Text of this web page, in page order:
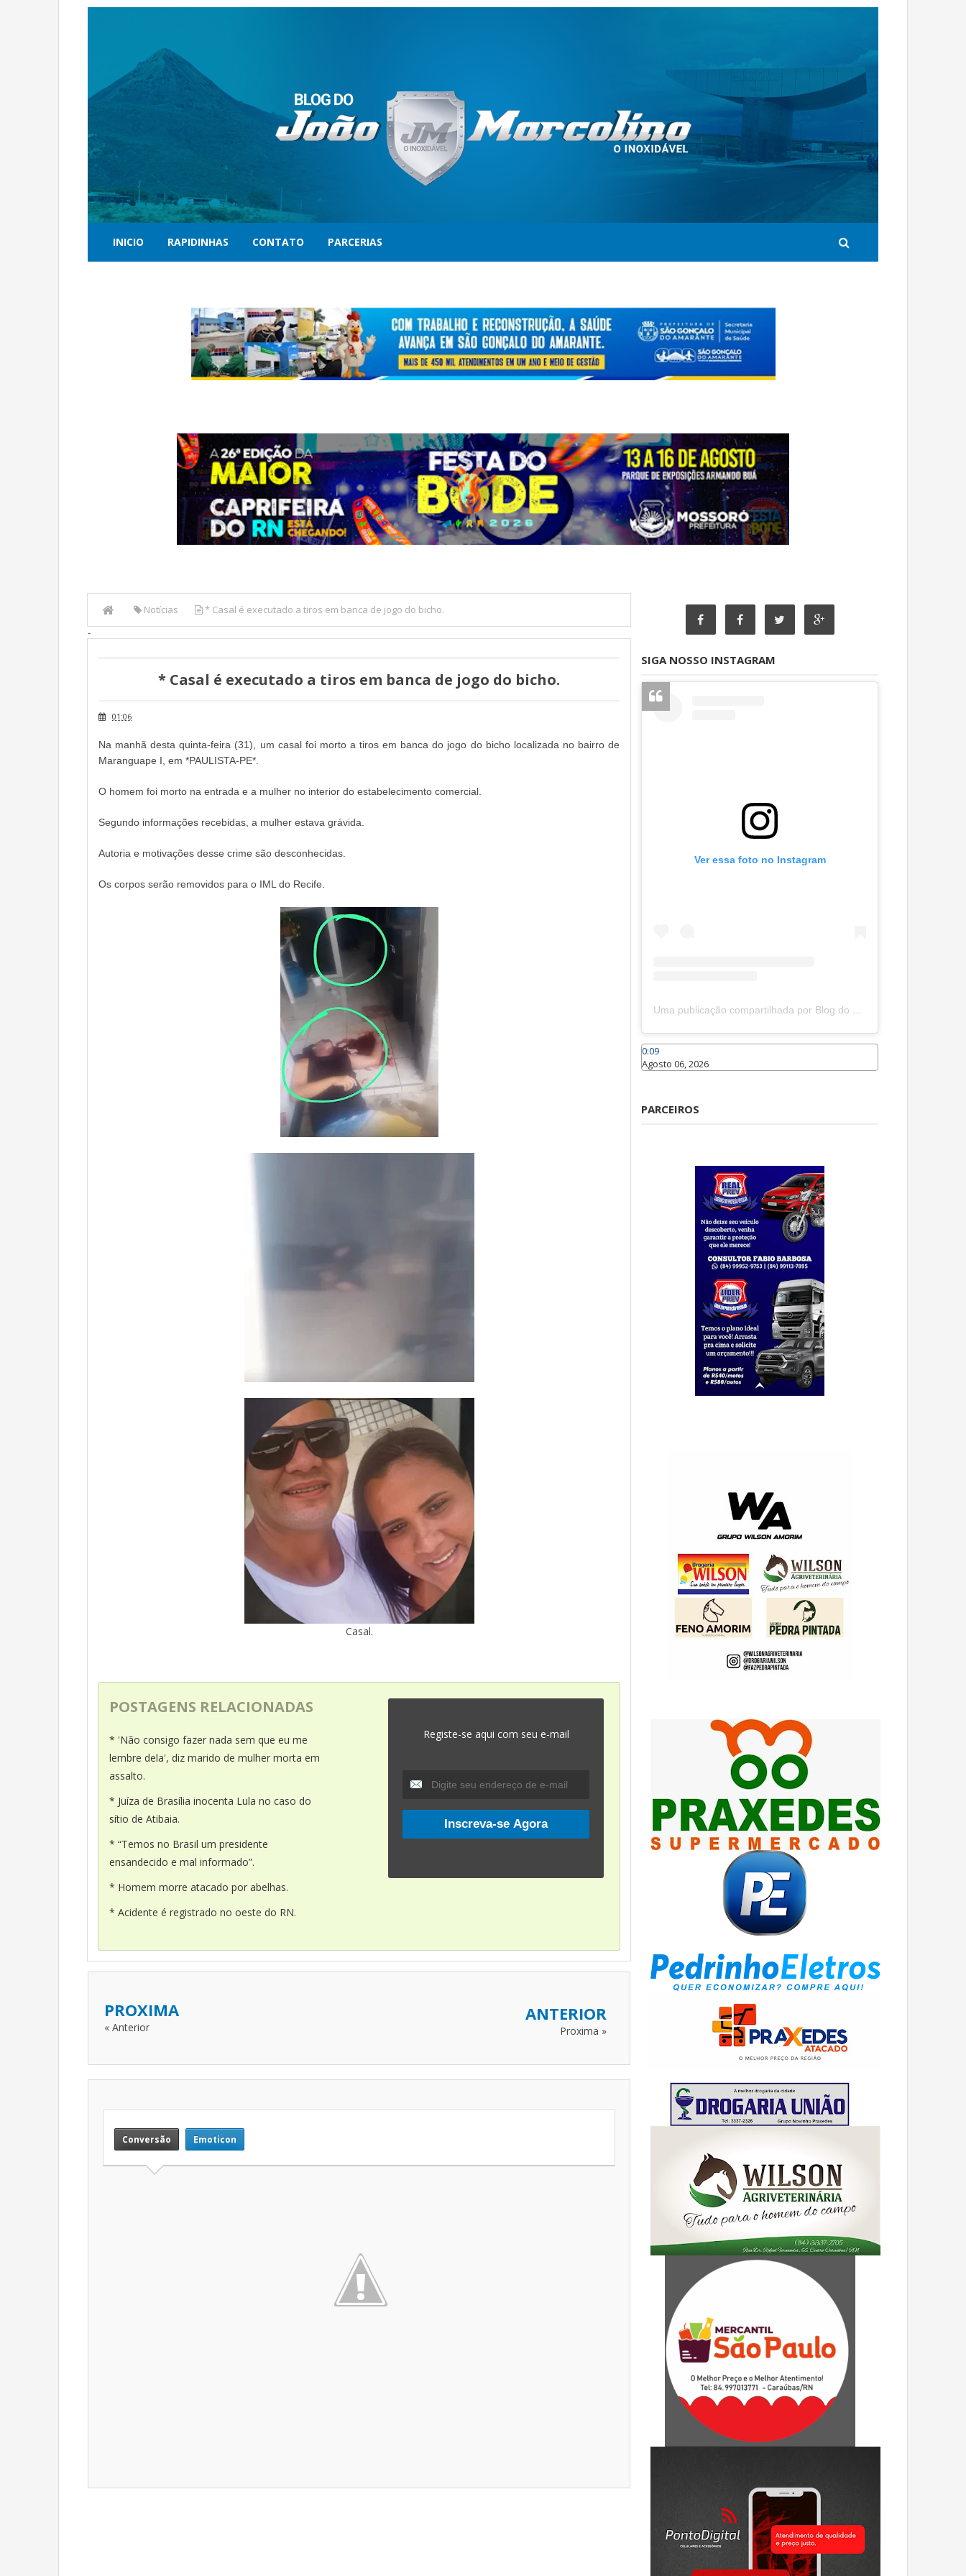
INICIO RAPIDINHAS CONTATO PARCERIAS
Notícias
* Casal é executado a tiros em banca de jogo do bicho.
-
* Casal é executado a tiros em banca de jogo do bicho.
01:06
Na manhã desta quinta-feira (31), um casal foi morto a tiros em banca do jogo do bicho localizada no bairro de
Maranguape I, em *PAULISTA-PE*.
O homem foi morto na entrada e a mulher no interior do estabelecimento comercial.
Segundo informações recebidas, a mulher estava grávida.
Autoria e motivações desse crime são desconhecidas.
Os corpos serão removidos para o IML do Recife.
Casal.
POSTAGENS RELACIONADAS
* 'Não consigo fazer nada sem que eu me
lembre dela', diz marido de mulher morta em
assalto.
* Juíza de Brasília inocenta Lula no caso do
sítio de Atibaia.
* “Temos no Brasil um presidente
ensandecido e mal informado”.
* Homem morre atacado por abelhas.
* Acidente é registrado no oeste do RN.
Registe-se aqui com seu e-mail
PROXIMA
« Anterior
ANTERIOR
Proxima »
Conversão Emoticon
SIGA NOSSO INSTAGRAM
Ver essa foto no Instagram
Uma publicação compartilhada por Blog do João Marcolino (@joaomarcolinoneto)
0:09
Agosto 06, 2026
PARCEIROS